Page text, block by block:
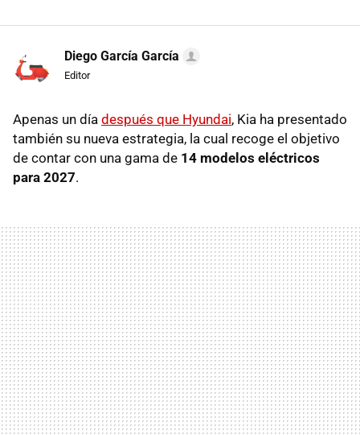
Diego García García
Editor
Apenas un día después que Hyundai, Kia ha presentado
también su nueva estrategia, la cual recoge el objetivo
de contar con una gama de 14 modelos eléctricos
para 2027.